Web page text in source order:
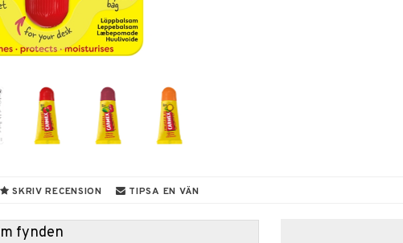
SKRIV RECENSION TIPSA EN VÄN
fynden